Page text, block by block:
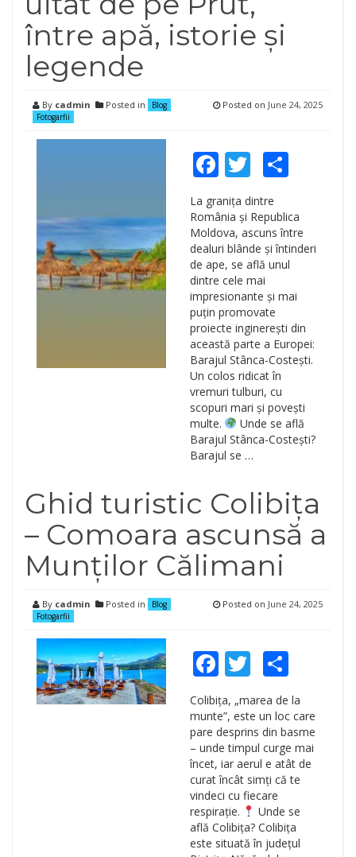
între apă, istorie și
legende
By cadmin Posted in
Blog
Fotogarfii
Posted on June 24, 2025
Facebook
TwitterShare
La granița dintre
România și Republica
Moldova, ascuns între
dealuri blânde și întinderi
de ape, se află unul
dintre cele mai
impresionante și mai
puțin promovate
proiecte inginerești din
această parte a Europei:
Barajul Stânca-Costești.
Un colos ridicat în
vremuri tulburi, cu
scopuri mari și povești
multe.
Unde se află
Barajul Stânca-Costești?
Barajul se …
Ghid turistic Colibița
– Comoara ascunsă a
Munților Călimani
By cadmin Posted in
Blog
Fotogarfii
Posted on June 24, 2025
Facebook
TwitterShare
Colibița, „marea de la
munte”, este un loc care
pare desprins din basme
– unde timpul curge mai
încet, iar aerul e atât de
curat încât simți că te
vindeci cu fiecare
respirație.
Unde se
află Colibița? Colibița
este situată în județul